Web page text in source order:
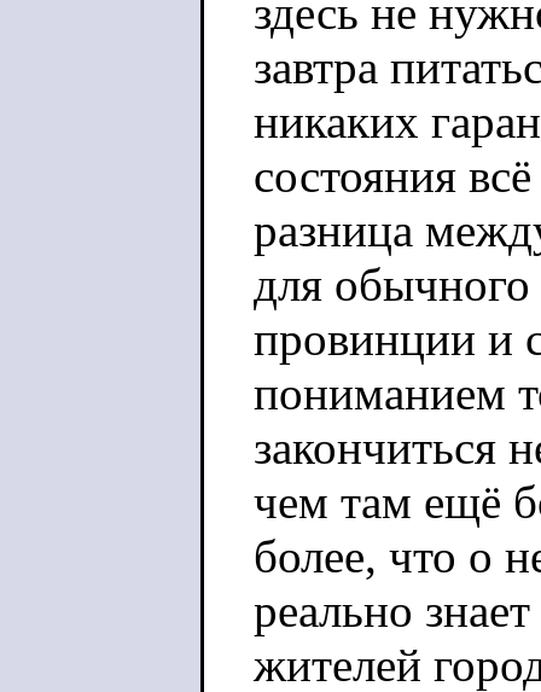
здесь не
завтра
никаких
состояния
разница
для
провинции и
пониманием
закончиться
чем там ещё
более, что о
реально
жителей